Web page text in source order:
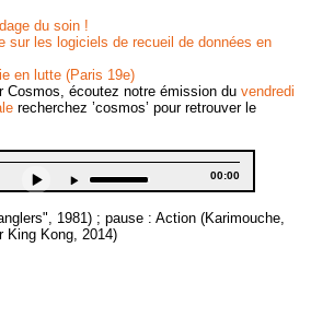
to
increase
or
decrease
volume.
du soin !
sur les logiciels de recueil de données en
en lutte (Paris 19e)
Cosmos, écoutez notre émission du vendredi
recherchez ’cosmos’ pour retrouver le
Total
duration
00:00
Use
Up/Down
Arrow
keys
to
1981) ; pause : Action (Karimouche,
King Kong, 2014)